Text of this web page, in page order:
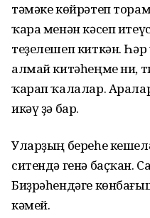
тәмәке көйрәтеп
ҡара менән кәсеп
теҙелешеп киткән.
алмай китәһеңме ни,
ҡарап ҡалалар.
икәү ҙә бар.
Уларҙың береһе
ситендә генә баҫҡан.
Биҙрәһендәге
кәмей.